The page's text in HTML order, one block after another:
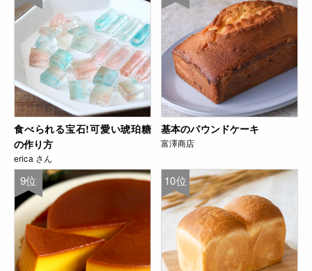
食べられる宝石!可愛い琥珀糖
の作り方
erica さん
基本のパウンドケーキ
富澤商店
9位 10位